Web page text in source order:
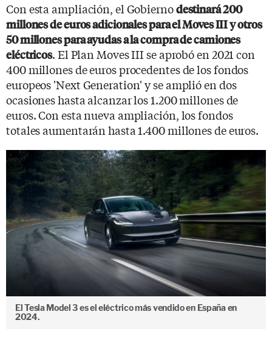
Con esta ampliación, el Gobiernodestinará 200
millones de euros adicionales para el Moves III y otros
50 millones para ayudas a la compra de camiones
eléctricos. El Plan Moves III se aprobó en 2021 con
400 millones de euros procedentes de los fondos
europeos 'Next Generation' y se amplió en dos
ocasiones hasta alcanzar los 1.200 millones de
euros. Con esta nueva ampliación, los fondos
totales aumentarán hasta 1.400 millones de euros.
El Tesla Model 3 es el eléctrico más vendido en España en
2024.